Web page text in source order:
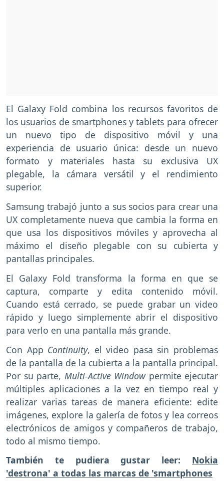
El Galaxy Fold combina los recursos favoritos de
los usuarios de smartphones y tablets para ofrecer
un nuevo tipo de dispositivo móvil y una
experiencia de usuario única: desde un nuevo
formato y materiales hasta su exclusiva UX
plegable, la cámara versátil y el rendimiento
superior.
Samsung trabajó junto a sus socios para crear una
UX completamente nueva que cambia la forma en
que usa los dispositivos móviles y aprovecha al
máximo el diseño plegable con su cubierta y
pantallas principales.
El Galaxy Fold transforma la forma en que se
captura, comparte y edita contenido móvil.
Cuando está cerrado, se puede grabar un video
rápido y luego simplemente abrir el dispositivo
para verlo en una pantalla más grande.
Con App Continuity, el video pasa sin problemas
de la pantalla de la cubierta a la pantalla principal.
Por su parte, Multi-Active Windowpermite ejecutar
múltiples aplicaciones a la vez en tiempo real y
realizar varias tareas de manera eficiente: edite
imágenes, explore la galería de fotos y lea correos
electrónicos de amigos y compañeros de trabajo,
todo al mismo tiempo.
También te pudiera gustar leer: Nokia
'destrona' a todas las marcas de 'smartphones